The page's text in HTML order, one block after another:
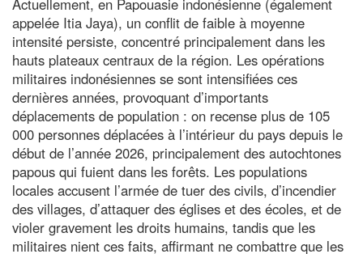
Actuellement, en Papouasie indonésienne (également
appelée Itia Jaya), un conflit de faible à moyenne
intensité persiste, concentré principalement dans les
hauts plateaux centraux de la région. Les opérations
militaires indonésiennes se sont intensifiées ces
dernières années, provoquant d’importants
déplacements de population : on recense plus de 105
000 personnes déplacées à l’intérieur du pays depuis le
début de l’année 2026, principalement des autochtones
papous qui fuient dans les forêts. Les populations
locales accusent l’armée de tuer des civils, d’incendier
des villages, d’attaquer des églises et des écoles, et de
violer gravement les droits humains, tandis que les
militaires nient ces faits, affirmant ne combattre que les